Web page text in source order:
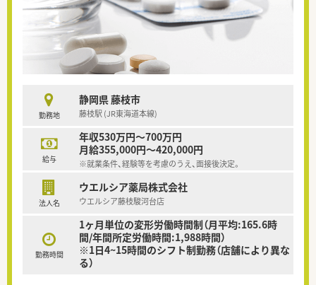
勤務地
静岡県 藤枝市
藤枝駅 (JR東海道本線)
給与
年収530万円～700万円
月給355,000円～420,000円
※就業条件、経験等を考慮のうえ、面接後決定。
法人名
ウエルシア薬局株式会社
ウエルシア藤枝駿河台店
勤務時間
1ヶ月単位の変形労働時間制（月平均:165.6時
間/年間所定労働時間:1,988時間）
※1日4~15時間のシフト制勤務（店舗により異な
る）